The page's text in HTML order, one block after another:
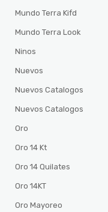
Mundo Terra Kifd
Mundo Terra Look
Ninos
Nuevos
Nuevos Catalogos
Nuevos Catalogos
Oro
Oro 14 Kt
Oro 14 Quilates
Oro 14KT
Oro Mayoreo